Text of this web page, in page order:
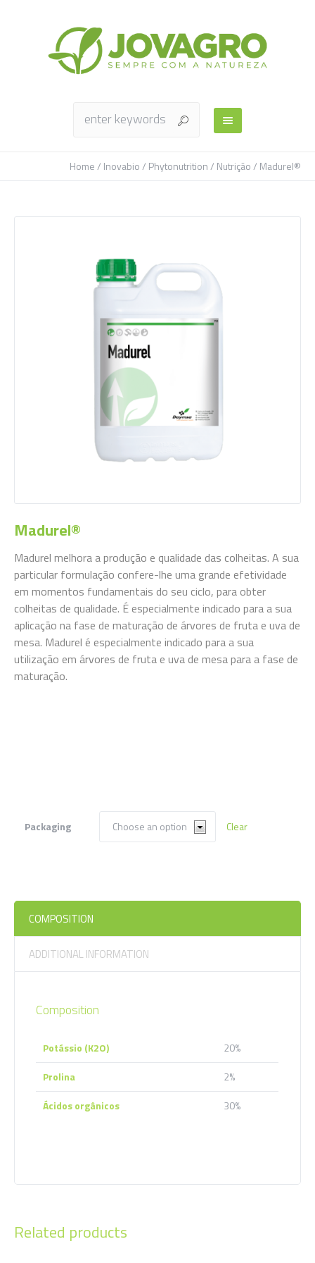
Home/ Inovabio/ Phytonutrition/ Nutrição/ Madurel®
Madurel®
Madurel melhora a produção e qualidade das colheitas. A sua
particular formulação confere-lhe uma grande efetividade
em momentos fundamentais do seu ciclo, para obter
colheitas de qualidade. É especialmente indicado para a sua
aplicação na fase de maturação de árvores de fruta e uva de
mesa. Madurel é especialmente indicado para a sua
utilização em árvores de fruta e uva de mesa para a fase de
maturação.
Packaging Clear
COMPOSITION
ADDITIONAL INFORMATION
Composition
Potássio (K2O)
20%
Prolina
2%
Ácidos orgânicos
30%
Additional information
Related products